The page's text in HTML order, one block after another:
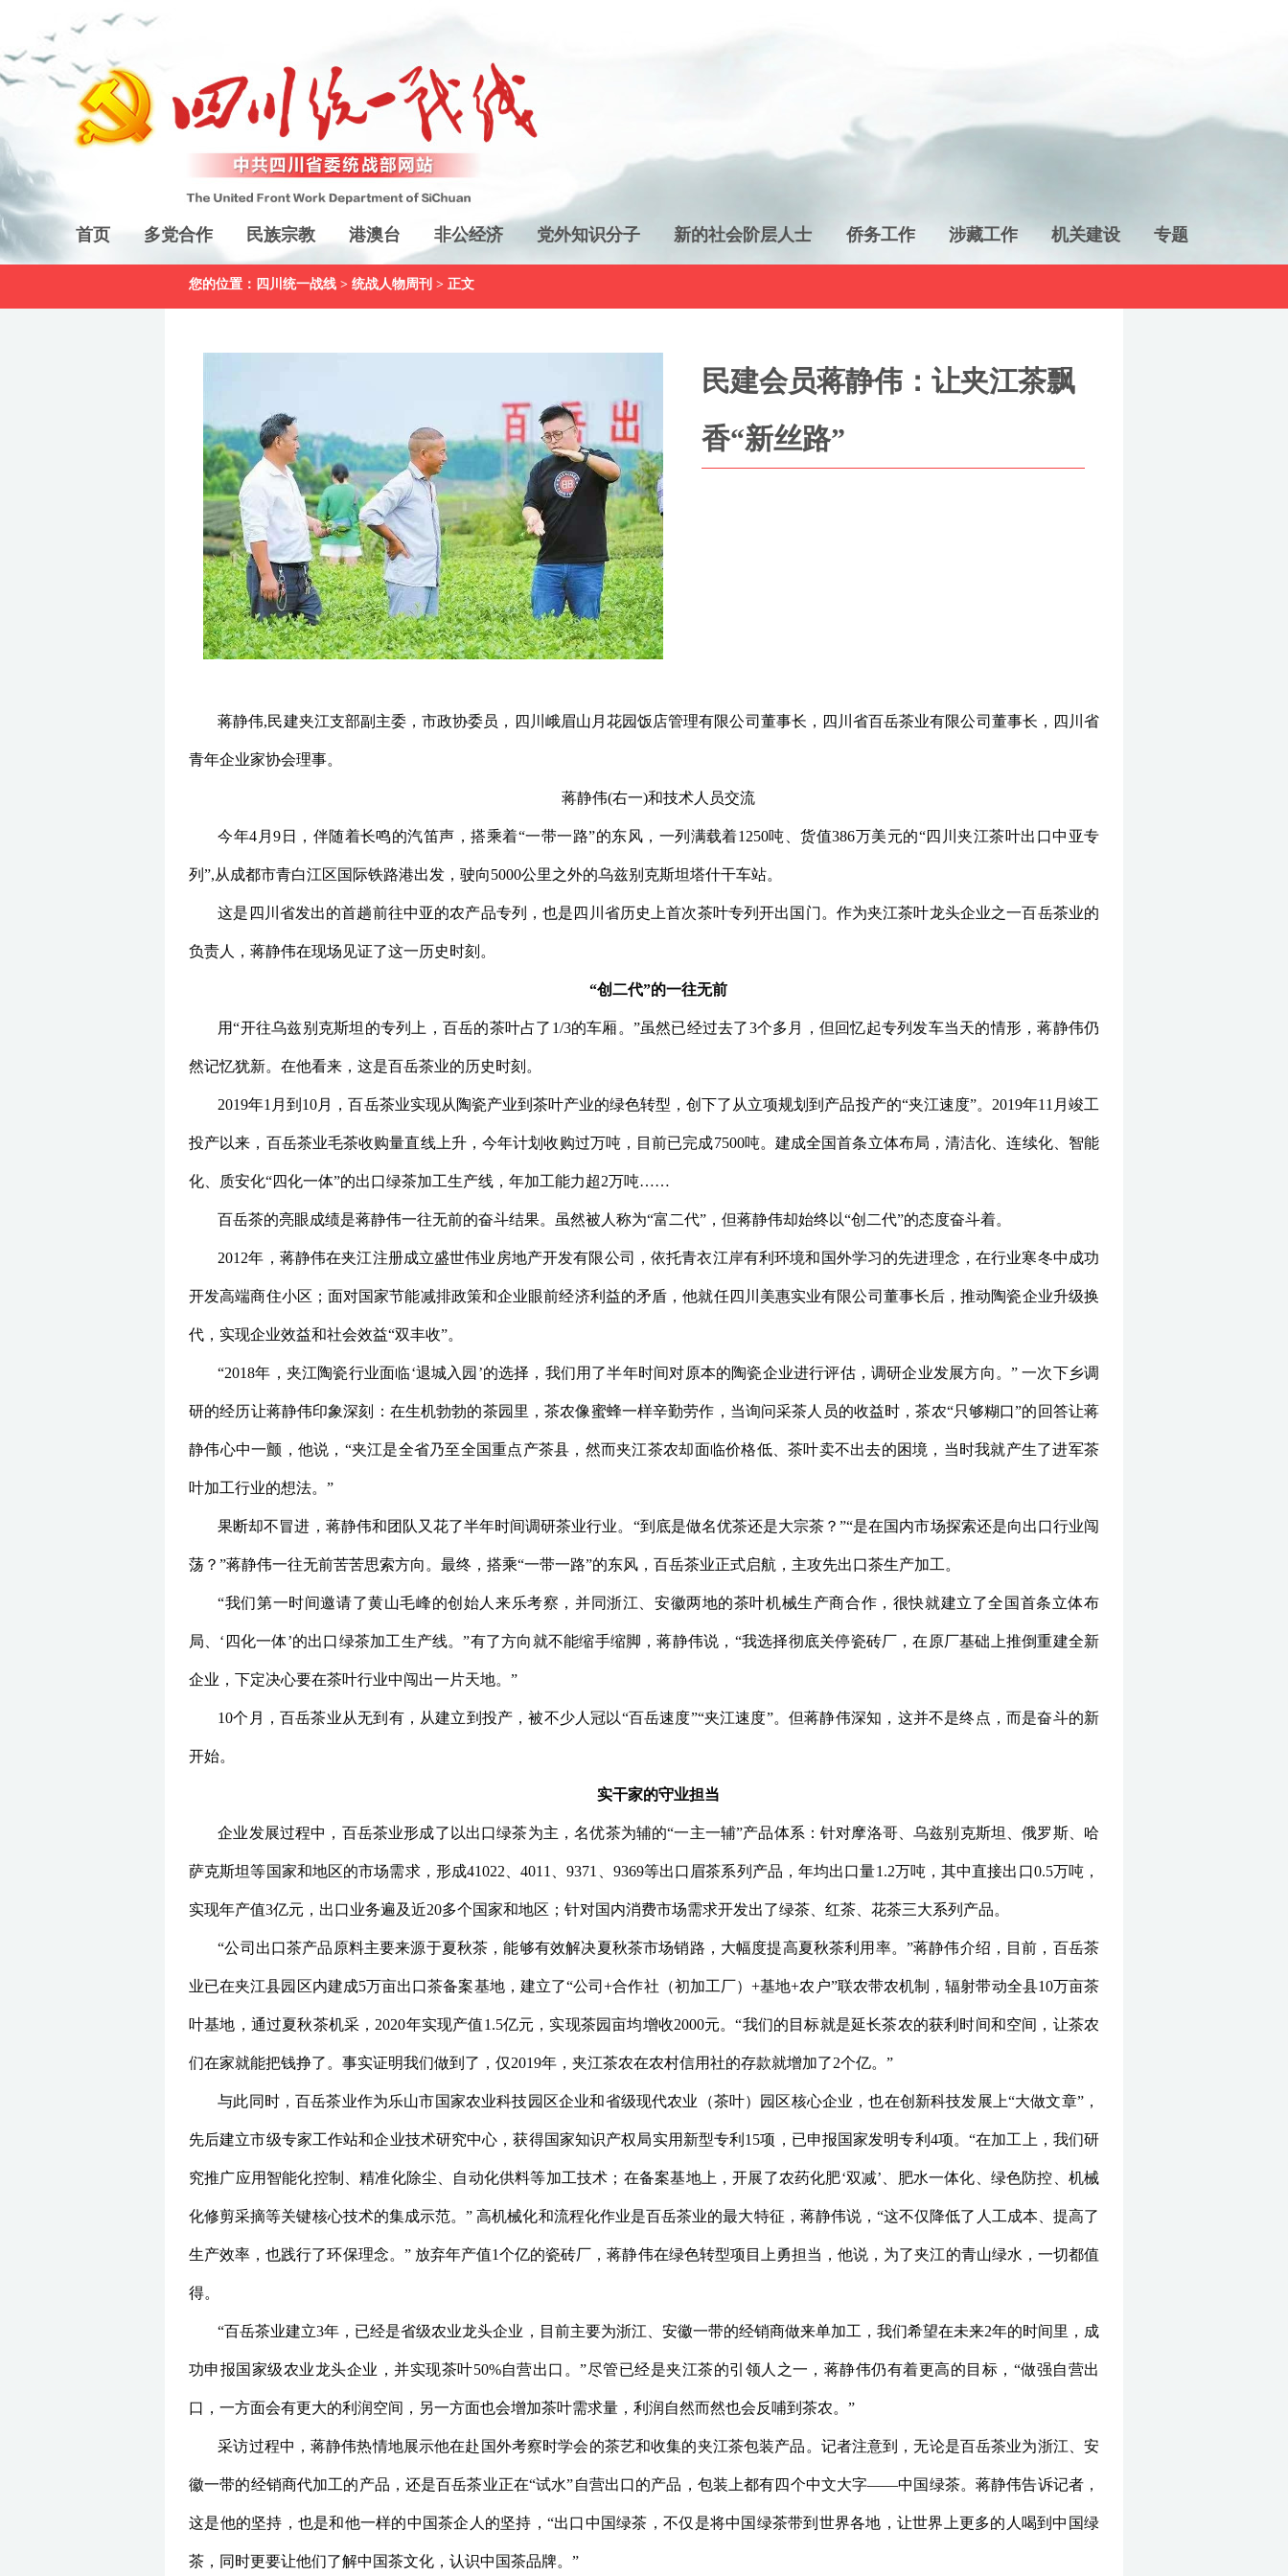
首页 多党合作 民族宗教 港澳台 非公经济 党外知识分子 新的社会阶层人士 侨务工作 涉藏工作 机关建设 专题
您的位置： 四川统一战线 > 统战人物周刊 > 正文
民建会员蒋静伟：让夹江茶飘
香“新丝路”
蒋静伟,民建夹江支部副主委，市政协委员，四川峨眉山月花园饭店管理有限公司董事长，四川省百岳茶业有限公司董事长，四川省
青年企业家协会理事。
蒋静伟(右一)和技术人员交流
今年4月9日，伴随着长鸣的汽笛声，搭乘着“一带一路”的东风，一列满载着1250吨、货值386万美元的“四川夹江茶叶出口中亚专
列”,从成都市青白江区国际铁路港出发，驶向5000公里之外的乌兹别克斯坦塔什干车站。
这是四川省发出的首趟前往中亚的农产品专列，也是四川省历史上首次茶叶专列开出国门。作为夹江茶叶龙头企业之一百岳茶业的
负责人，蒋静伟在现场见证了这一历史时刻。
“创二代”的一往无前
用“开往乌兹别克斯坦的专列上，百岳的茶叶占了1/3的车厢。”虽然已经过去了3个多月，但回忆起专列发车当天的情形，蒋静伟仍
然记忆犹新。在他看来，这是百岳茶业的历史时刻。
2019年1月到10月，百岳茶业实现从陶瓷产业到茶叶产业的绿色转型，创下了从立项规划到产品投产的“夹江速度”。2019年11月竣工
投产以来，百岳茶业毛茶收购量直线上升，今年计划收购过万吨，目前已完成7500吨。建成全国首条立体布局，清洁化、连续化、智能
化、质安化“四化一体”的出口绿茶加工生产线，年加工能力超2万吨……
百岳茶的亮眼成绩是蒋静伟一往无前的奋斗结果。虽然被人称为“富二代”，但蒋静伟却始终以“创二代”的态度奋斗着。
2012年，蒋静伟在夹江注册成立盛世伟业房地产开发有限公司，依托青衣江岸有利环境和国外学习的先进理念，在行业寒冬中成功
开发高端商住小区；面对国家节能减排政策和企业眼前经济利益的矛盾，他就任四川美惠实业有限公司董事长后，推动陶瓷企业升级换
代，实现企业效益和社会效益“双丰收”。
“2018年，夹江陶瓷行业面临‘退城入园’的选择，我们用了半年时间对原本的陶瓷企业进行评估，调研企业发展方向。” 一次下乡调
研的经历让蒋静伟印象深刻：在生机勃勃的茶园里，茶农像蜜蜂一样辛勤劳作，当询问采茶人员的收益时，茶农“只够糊口”的回答让蒋
静伟心中一颤，他说，“夹江是全省乃至全国重点产茶县，然而夹江茶农却面临价格低、茶叶卖不出去的困境，当时我就产生了进军茶
叶加工行业的想法。”
果断却不冒进，蒋静伟和团队又花了半年时间调研茶业行业。“到底是做名优茶还是大宗茶？”“是在国内市场探索还是向出口行业闯
荡？”蒋静伟一往无前苦苦思索方向。最终，搭乘“一带一路”的东风，百岳茶业正式启航，主攻先出口茶生产加工。
“我们第一时间邀请了黄山毛峰的创始人来乐考察，并同浙江、安徽两地的茶叶机械生产商合作，很快就建立了全国首条立体布
局、‘四化一体’的出口绿茶加工生产线。”有了方向就不能缩手缩脚，蒋静伟说，“我选择彻底关停瓷砖厂，在原厂基础上推倒重建全新
企业，下定决心要在茶叶行业中闯出一片天地。”
10个月，百岳茶业从无到有，从建立到投产，被不少人冠以“百岳速度”“夹江速度”。但蒋静伟深知，这并不是终点，而是奋斗的新
开始。
实干家的守业担当
企业发展过程中，百岳茶业形成了以出口绿茶为主，名优茶为辅的“一主一辅”产品体系：针对摩洛哥、乌兹别克斯坦、俄罗斯、哈
萨克斯坦等国家和地区的市场需求，形成41022、4011、9371、9369等出口眉茶系列产品，年均出口量1.2万吨，其中直接出口0.5万吨，
实现年产值3亿元，出口业务遍及近20多个国家和地区；针对国内消费市场需求开发出了绿茶、红茶、花茶三大系列产品。
“公司出口茶产品原料主要来源于夏秋茶，能够有效解决夏秋茶市场销路，大幅度提高夏秋茶利用率。”蒋静伟介绍，目前，百岳茶
业已在夹江县园区内建成5万亩出口茶备案基地，建立了“公司+合作社（初加工厂）+基地+农户”联农带农机制，辐射带动全县10万亩茶
叶基地，通过夏秋茶机采，2020年实现产值1.5亿元，实现茶园亩均增收2000元。“我们的目标就是延长茶农的获利时间和空间，让茶农
们在家就能把钱挣了。事实证明我们做到了，仅2019年，夹江茶农在农村信用社的存款就增加了2个亿。”
与此同时，百岳茶业作为乐山市国家农业科技园区企业和省级现代农业（茶叶）园区核心企业，也在创新科技发展上“大做文章”，
先后建立市级专家工作站和企业技术研究中心，获得国家知识产权局实用新型专利15项，已申报国家发明专利4项。“在加工上，我们研
究推广应用智能化控制、精准化除尘、自动化供料等加工技术；在备案基地上，开展了农药化肥‘双减’、肥水一体化、绿色防控、机械
化修剪采摘等关键核心技术的集成示范。” 高机械化和流程化作业是百岳茶业的最大特征，蒋静伟说，“这不仅降低了人工成本、提高了
生产效率，也践行了环保理念。” 放弃年产值1个亿的瓷砖厂，蒋静伟在绿色转型项目上勇担当，他说，为了夹江的青山绿水，一切都值
得。
“百岳茶业建立3年，已经是省级农业龙头企业，目前主要为浙江、安徽一带的经销商做来单加工，我们希望在未来2年的时间里，成
功申报国家级农业龙头企业，并实现茶叶50%自营出口。”尽管已经是夹江茶的引领人之一，蒋静伟仍有着更高的目标，“做强自营出
口，一方面会有更大的利润空间，另一方面也会增加茶叶需求量，利润自然而然也会反哺到茶农。”
采访过程中，蒋静伟热情地展示他在赴国外考察时学会的茶艺和收集的夹江茶包装产品。记者注意到，无论是百岳茶业为浙江、安
徽一带的经销商代加工的产品，还是百岳茶业正在“试水”自营出口的产品，包装上都有四个中文大字——中国绿茶。蒋静伟告诉记者，
这是他的坚持，也是和他一样的中国茶企人的坚持，“出口中国绿茶，不仅是将中国绿茶带到世界各地，让世界上更多的人喝到中国绿
茶，同时更要让他们了解中国茶文化，认识中国茶品牌。”